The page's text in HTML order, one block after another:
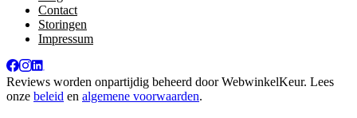
Contact
Storingen
Impressum
Reviews worden onpartijdig beheerd doorWebwinkelKeur. Lees
onze beleid en algemene voorwaarden.